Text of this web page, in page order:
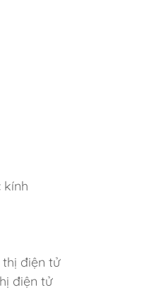
kính
điện tử
điện tử